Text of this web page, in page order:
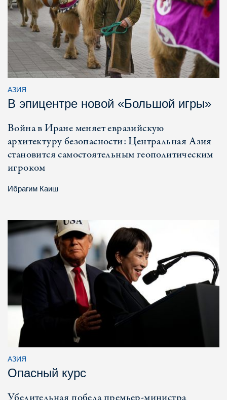
АЗИЯ
В эпицентре новой «Большой игры»
Война в Иране меняет евразийскую
архитектуру безопасности: Центральная Азия
становится самостоятельным геополитическим
игроком
Ибрагим Каиш
АЗИЯ
Опасный курс